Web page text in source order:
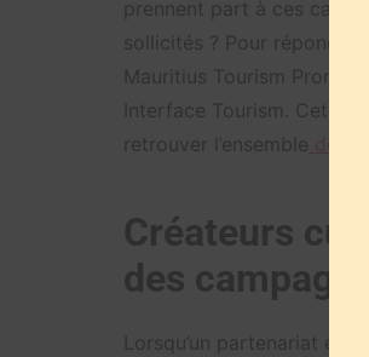
prennent part à ces
sollicités ? Pour répondre
Mauritius Tourism
Interface Tourism. Cet
retrouver l’ensemble des
Créateurs
des
Lorsqu’un partenariat est